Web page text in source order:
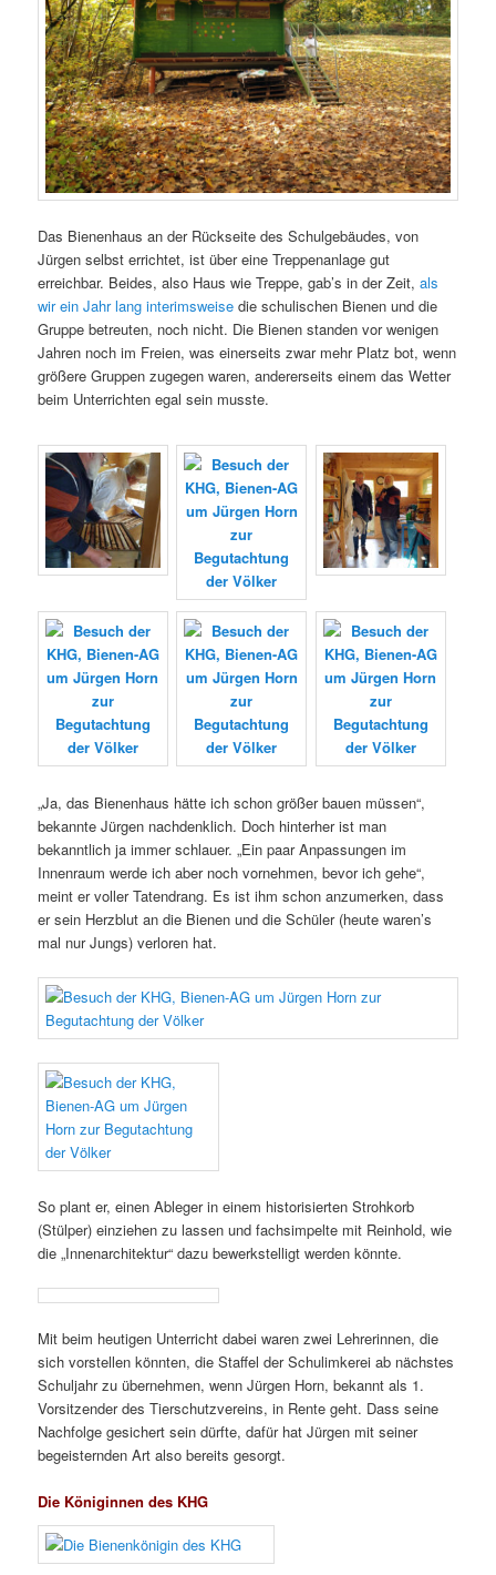
Das Bienenhaus an der Rückseite des Schulgebäudes, von
Jürgen selbst errichtet, ist über eine Treppenanlage gut
erreichbar. Beides, also Haus wie Treppe, gab’s in der Zeit,als
wir ein Jahr lang interimsweise die schulischen Bienen und die
Gruppe betreuten, noch nicht. Die Bienen standen vor wenigen
Jahren noch im Freien, was einerseits zwar mehr Platz bot, wenn
größere Gruppen zugegen waren, andererseits einem das Wetter
beim Unterrichten egal sein musste.
„Ja, das Bienenhaus hätte ich schon größer bauen müssen“,
bekannte Jürgen nachdenklich. Doch hinterher ist man
bekanntlich ja immer schlauer. „Ein paar Anpassungen im
Innenraum werde ich aber noch vornehmen, bevor ich gehe“,
meint er voller Tatendrang. Es ist ihm schon anzumerken, dass
er sein Herzblut an die Bienen und die Schüler (heute waren’s
mal nur Jungs) verloren hat.
So plant er, einen Ableger in einem historisierten Strohkorb
(Stülper) einziehen zu lassen und fachsimpelte mit Reinhold, wie
die „Innenarchitektur“ dazu bewerkstelligt werden könnte.
Mit beim heutigen Unterricht dabei waren zwei Lehrerinnen, die
sich vorstellen könnten, die Staffel der Schulimkerei ab nächstes
Schuljahr zu übernehmen, wenn Jürgen Horn, bekannt als 1.
Vorsitzender des Tierschutzvereins, in Rente geht. Dass seine
Nachfolge gesichert sein dürfte, dafür hat Jürgen mit seiner
begeisternden Art also bereits gesorgt.
Die Königinnen des KHG